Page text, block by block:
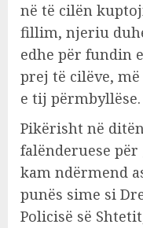
në të cilën
fillim, njeriu
edhe për fundin
prej të cilëve,
e tij përmbyllëse.
Pikërisht në
falënderuese
kam ndërmend
punës sime si
Policisë së